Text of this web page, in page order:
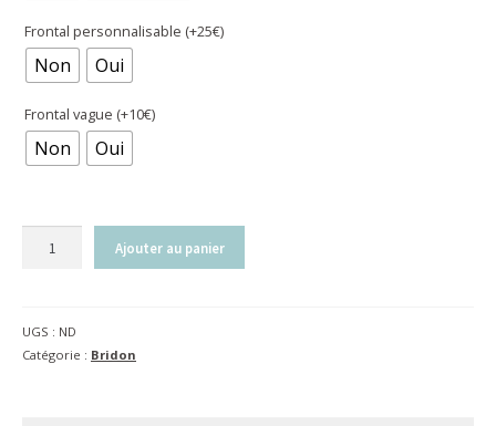
Frontal personnalisable (+25€)
Non Oui
Frontal vague (+10€)
Non Oui
Ajouter au panier
UGS : ND
Catégorie : Bridon